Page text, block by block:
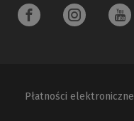
Płatności elektroniczne
(Nowe
(Link